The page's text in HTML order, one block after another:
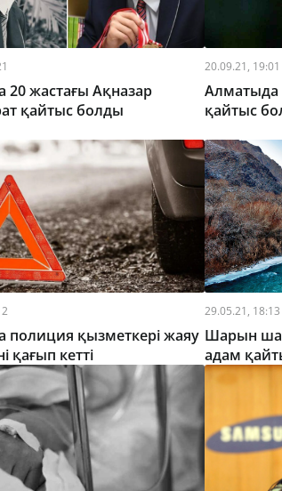
20 жастағы Ақназар
қайтыс болды
20.09.21, 19:01
Алматыда
қайтыс
полиция қызметкері жаяу
қағып кетті
29.05.21, 18:13
Шарын
адам